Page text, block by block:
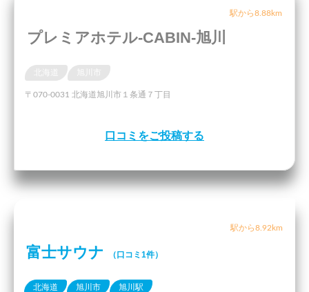
駅から8.88km
プレミアホテル-CABIN-旭川
〒070-0031 北海道旭川市１条通７丁目
口コミをご投稿する
駅から8.92km
富士サウナ （口コミ1件）
北海道 旭川市 旭川駅